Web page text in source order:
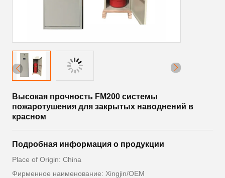
Высокая прочность FM200 системы
пожаротушения для закрытых наводнений в
красном
Подробная информация о продукции
Place of Origin: China
Фирменное наименование: Xingjin/OEM